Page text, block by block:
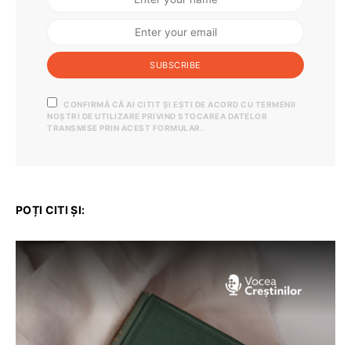
SUBSCRIBE
CONFIRMĂ CĂ AI CITIT ȘI EȘTI DE ACORD CU TERMENII
NOȘTRI DE UTILIZARE PRIVIND STOCAREA DATELOR
TRANSMISE PRIN ACEST FORMULAR.
POȚI CITI ȘI: